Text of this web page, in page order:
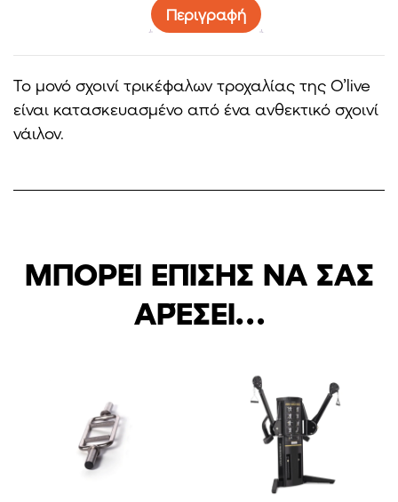
Περιγραφή
Το μονό σχοινί τρικέφαλων τροχαλίας της O’live
είναι κατασκευασμένο από ένα ανθεκτικό σχοινί
νάιλον.
ΜΠΟΡΕΊ ΕΠΊΣΗΣ ΝΑ ΣΑΣ
ΑΡΈΣΕΙ…